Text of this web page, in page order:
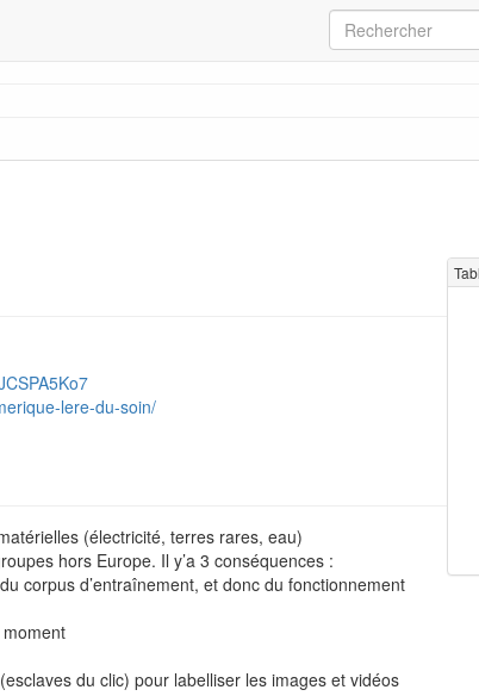
lere-du-soin/
(électricité, terres rares, eau)
hors Europe. Il y’a 3 conséquences :
corpus d’entraînement, et donc du fonctionnement
moment
du clic) pour labelliser les images et vidéos